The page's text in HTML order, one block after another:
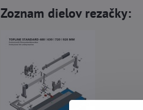
Zoznam dielov rezačky: